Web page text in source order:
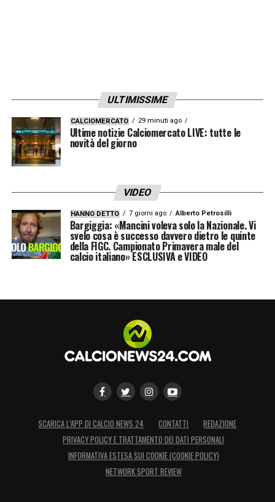
ULTIMISSIME
CALCIOMERCATO 29 minuti ago
Ultime notizie Calciomercato LIVE: tutte le
novità del giorno
VIDEO
HANNO DETTO 7 giorni ago Alberto Petrosilli
Bargiggia: «Mancini voleva solo la Nazionale. Vi
svelo cosa è successo davvero dietro le quinte
della FIGC. Campionato Primavera male del
calcio italiano» ESCLUSIVA e VIDEO
SCARICA L’APP DI CALCIO NEWS 24 CONTATTI
REDAZIONE
PRIVACY POLICY E TRATTAMENTO DEI DATI PERSONALI
INFORMATIVA ESTESA SUI COOKIE (COOKIE POLICY)
NETWORK SPORT REVIEW